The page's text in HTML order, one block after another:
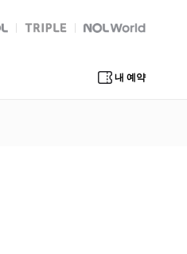
트리플 Global Interpark
내 예약